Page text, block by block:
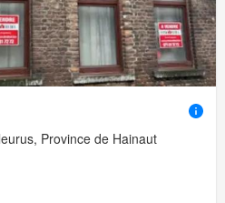
Province de Hainaut